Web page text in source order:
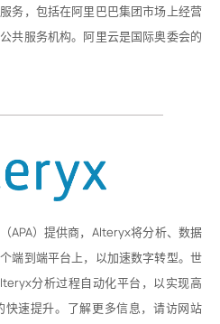
务，包括在阿里巴巴集团市场上经营
共服务机构。阿里云是国际奥委会的
APA）提供商，Alteryx将分析、数据
端到端平台上，以加速数字转型。世
分析过程自动化平台，以实现高
速提升。了解更多信息，请访网站